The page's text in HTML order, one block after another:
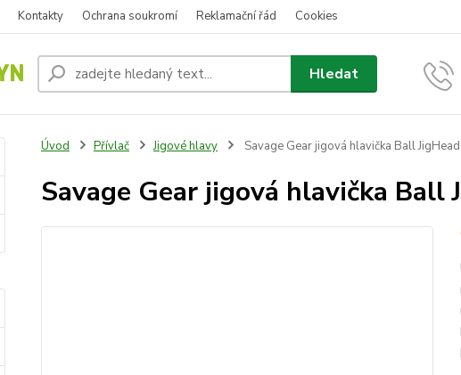
Kontakty Ochrana soukromí Reklamační řád Cookies
Hledat
Úvod Přívlač Jigové hlavy Savage Gear jigová hlavička Ball
Savage Gear jigová hlavička Ball